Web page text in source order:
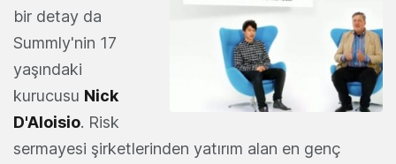
bir detay da
Summly'nin 17
yaşındaki
kurucusu Nick
D'Aloisio. Risk
sermayesi şirketlerinden yatırım alan en genç